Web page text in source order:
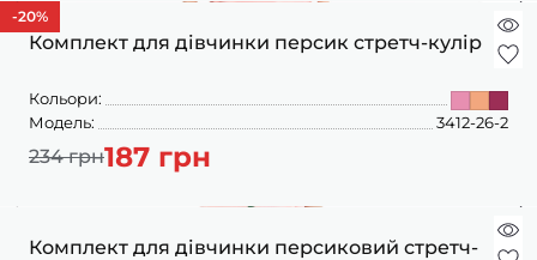
-20%
Комплект для дівчинки персик стретч-кулір
Кольори:
Модель:
3412-26-2
234 грн187 грн
Комплект для дівчинки персиковий стретч-